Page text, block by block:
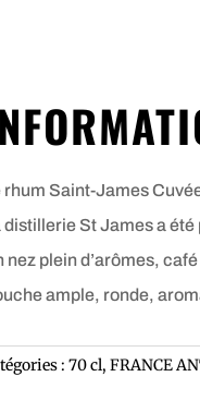
rhum Saint-James
distillerie St James a
nez plein d’arômes,
ample, ronde,
:70 cl,FRANCE